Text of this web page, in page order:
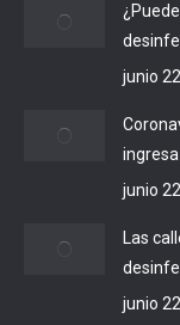
junio
junio
Las
junio